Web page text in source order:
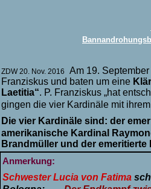
ZDW 20. Nov. 2016
Am 19.
Franziskus und baten um eine
Laetitia“. P. Franziskus „hat
gingen die vier Kardinäle mit
Die vier Kardinäle sind: der
amerikanische Kardinal
Brandmüller und der
Anmerkung:
Schwester Lucia von Fatima